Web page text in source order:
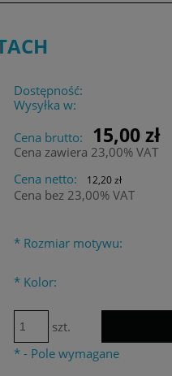
Dostępność:
Wysyłka w:
Cena brutto:
15,00 zł
Cena zawiera 23,00% VAT
Cena netto:
12,20 zł
Cena bez 23,00% VAT
* Rozmiar motywu:
* Kolor:
szt.
* - Pole wymagane